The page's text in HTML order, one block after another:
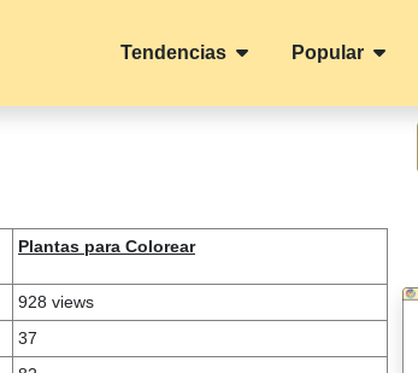
Tendencias Popular
Plantas para Colorear
928 views
37